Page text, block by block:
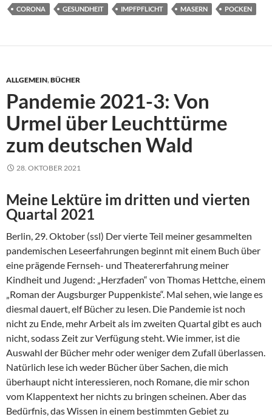
CORONA GESUNDHEIT IMPFPFLICHT MASERN POCKEN
ALLGEMEIN,BÜCHER
Pandemie 2021-3: Von
Urmel über Leuchttürme
zum deutschen Wald
28. OKTOBER 2021
Meine Lektüre im dritten und vierten
Quartal 2021
Berlin, 29. Oktober (ssl) Der vierte Teil meiner gesammelten
pandemischen Leseerfahrungen beginnt mit einem Buch über
eine prägende Fernseh- und Theatererfahrung meiner
Kindheit und Jugend: „Herzfaden“ von Thomas Hettche, einem
„Roman der Augsburger Puppenkiste“. Mal sehen, wie lange es
diesmal dauert, elf Bücher zu lesen. Die Pandemie ist noch
nicht zu Ende, mehr Arbeit als im zweiten Quartal gibt es auch
nicht, sodass Zeit zur Verfügung steht. Wie immer, ist die
Auswahl der Bücher mehr oder weniger dem Zufall überlassen.
Natürlich lese ich weder Bücher über Sachen, die mich
überhaupt nicht interessieren, noch Romane, die mir schon
vom Klappentext her nichts zu bringen scheinen. Aber das
Bedürfnis, das Wissen in einem bestimmten Gebiet zu